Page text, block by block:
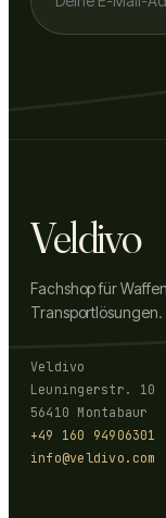
Veldivo
Fachshop für
Veldivo
Leuningerstr. 10
56410 Montabaur
+49 160 94906301
info@veldivo.com